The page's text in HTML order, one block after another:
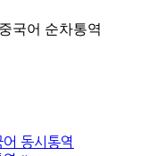
국어 순차통역
동시통역